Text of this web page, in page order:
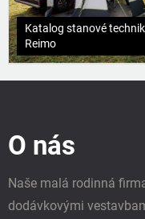
Katalog stanové
Reimo
O nás
Naše malá rodinná
dodávkovými